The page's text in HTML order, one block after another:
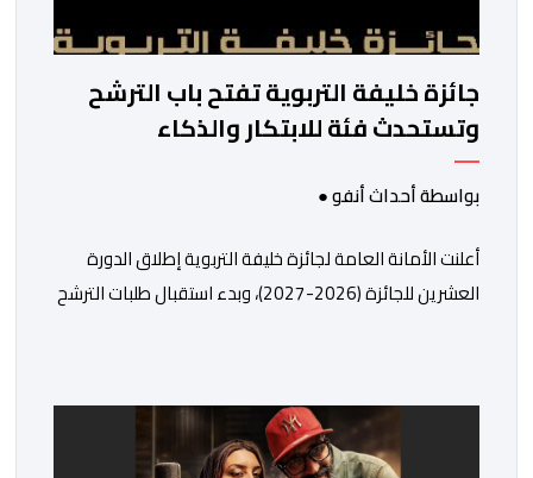
جائزة خليفة التربوية تفتح باب الترشح
وتستحدث فئة للابتكار والذكاء
الاصطناعي
بواسطة أحداث أنفو ●
أعلنت الأمانة العامة لجائزة خليفة التربوية إطلاق الدورة
العشرين للجائزة (2026-2027)، وبدء استقبال طلبات الترشح
مرور عشرين عاماً على انطلاق الجائزة، وتشهد للمرة الأولى
استحداث فئة “الابتكار والذكاء الاصطناعي في التعليم”، إلى